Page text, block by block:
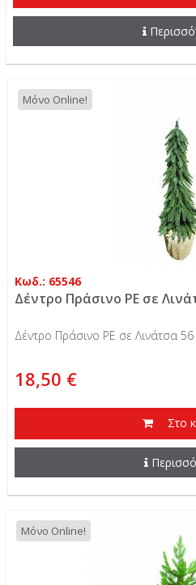
Μόνο Online!
Κωδ.: 65546
Δέντρο Πράσινο PE σε
Δέντρο Πράσινο PE σε Λινάτσα 56
18,50 €
Στο
Μόνο Online!